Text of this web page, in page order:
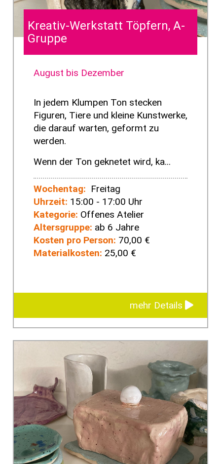
Kreativ-Werkstatt Töpfern, A-
Gruppe
August bis Dezember
In jedem Klumpen Ton stecken
Figuren, Tiere und kleine Kunstwerke,
die darauf warten, geformt zu
werden.
Wenn der Ton geknetet wird, ka...
Wochentag: Freitag
Uhrzeit: 15:00 - 17:00 Uhr
Kategorie: Offenes Atelier
Altersgruppe: ab 6 Jahre
Kosten pro Person: 70,00 €
Materialkosten: 25,00 €
mehr Details